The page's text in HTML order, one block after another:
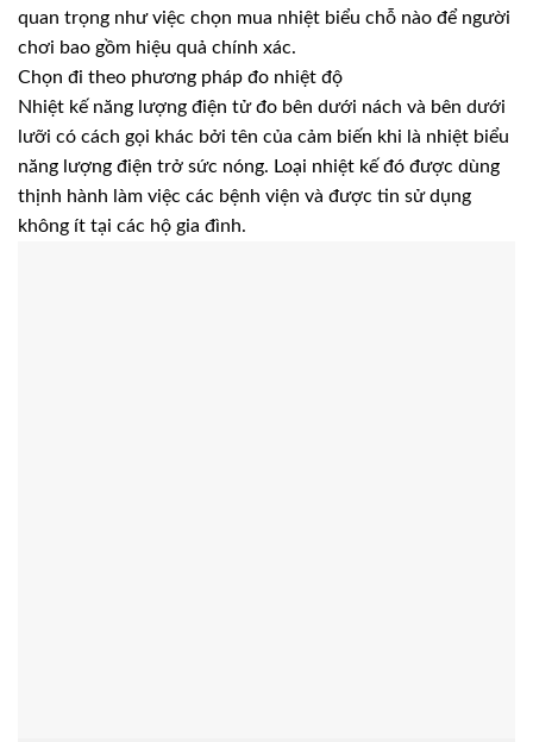
quan trọng như việc chọn mua nhiệt biểu chỗ nào để người
chơi bao gồm hiệu quả chính xác.
Chọn đi theo phương pháp đo nhiệt độ
Nhiệt kế năng lượng điện tử đo bên dưới nách và bên dưới
lưỡi có cách gọi khác bởi tên của cảm biến khi là nhiệt biểu
năng lượng điện trở sức nóng. Loại nhiệt kế đó được dùng
thịnh hành làm việc các bệnh viện và được tin sử dụng
không ít tại các hộ gia đình.